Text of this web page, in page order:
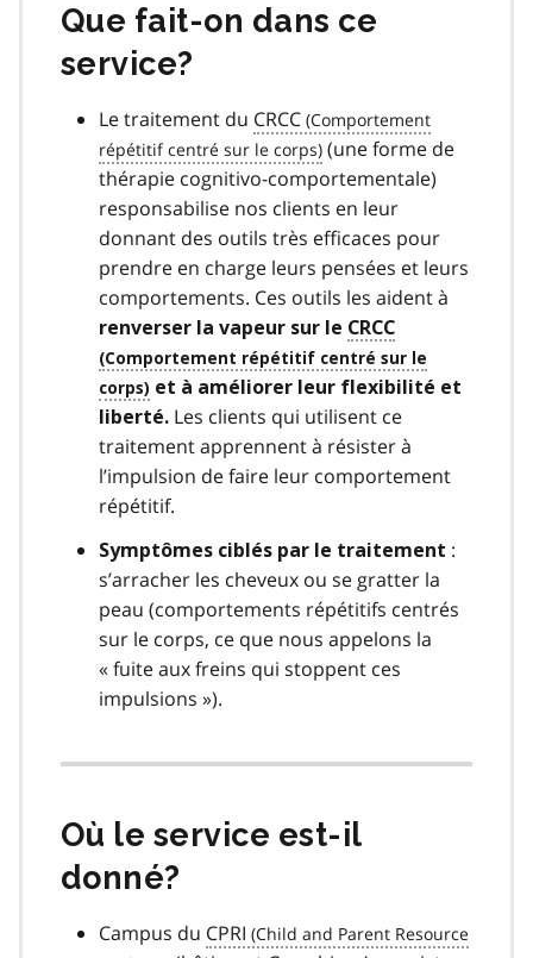
Que fait-on dans ce
service?
Le traitement du CRCC
(une forme de
thérapie cognitivo-comportementale)
responsabilise nos clients en leur
donnant des outils très efficaces pour
prendre en charge leurs pensées et leurs
comportements. Ces outils les aident à
renverser la vapeur sur le CRCC
et à améliorer leur flexibilité et
liberté. Les clients qui utilisent ce
traitement apprennent à résister à
l’impulsion de faire leur comportement
répétitif.
Symptômes ciblés par le traitement :
s’arracher les cheveux ou se gratter la
peau (comportements répétitifs centrés
sur le corps, ce que nous appelons la
« fuite aux freins qui stoppent ces
impulsions »).
Où le service est-il
donné?
Campus du CPRI